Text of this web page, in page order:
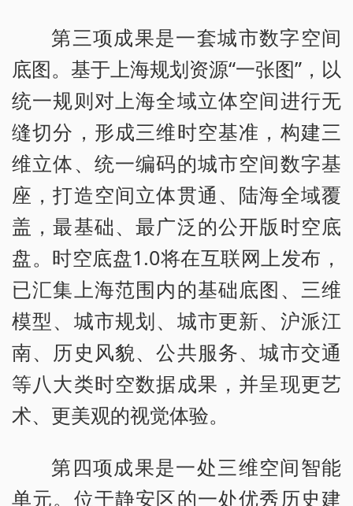
第三项成果是一套城市数字空间
底图。基于上海规划资源“一张图”，以
统一规则对上海全域立体空间进行无
缝切分，形成三维时空基准，构建三
维立体、统一编码的城市空间数字基
座，打造空间立体贯通、陆海全域覆
盖，最基础、最广泛的公开版时空底
盘。时空底盘1.0将在互联网上发布，
已汇集上海范围内的基础底图、三维
模型、城市规划、城市更新、沪派江
南、历史风貌、公共服务、城市交通
等八大类时空数据成果，并呈现更艺
术、更美观的视觉体验。
第四项成果是一处三维空间智能
单元。位于静安区的一处优秀历史建